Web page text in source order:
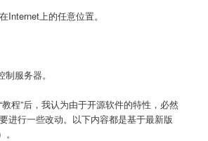
Internet上的任意位置。
服务器。
程”后，我认为由于开源软件的特性，必然
进行一些改动。以下内容都是基于最新版